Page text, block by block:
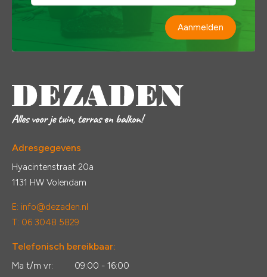
Aanmelden
Adresgegevens
Hyacintenstraat 20a
1131 HW Volendam
E: info@dezaden.nl
T: 06 3048 5829
Telefonisch bereikbaar:
Ma t/m vr: 09:00 - 16:00